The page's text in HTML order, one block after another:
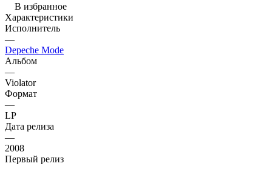
В избранное
Характеристики
Исполнитель
—
Depeche Mode
Альбом
—
Violator
Формат
—
LP
Дата релиза
—
2008
Первый релиз